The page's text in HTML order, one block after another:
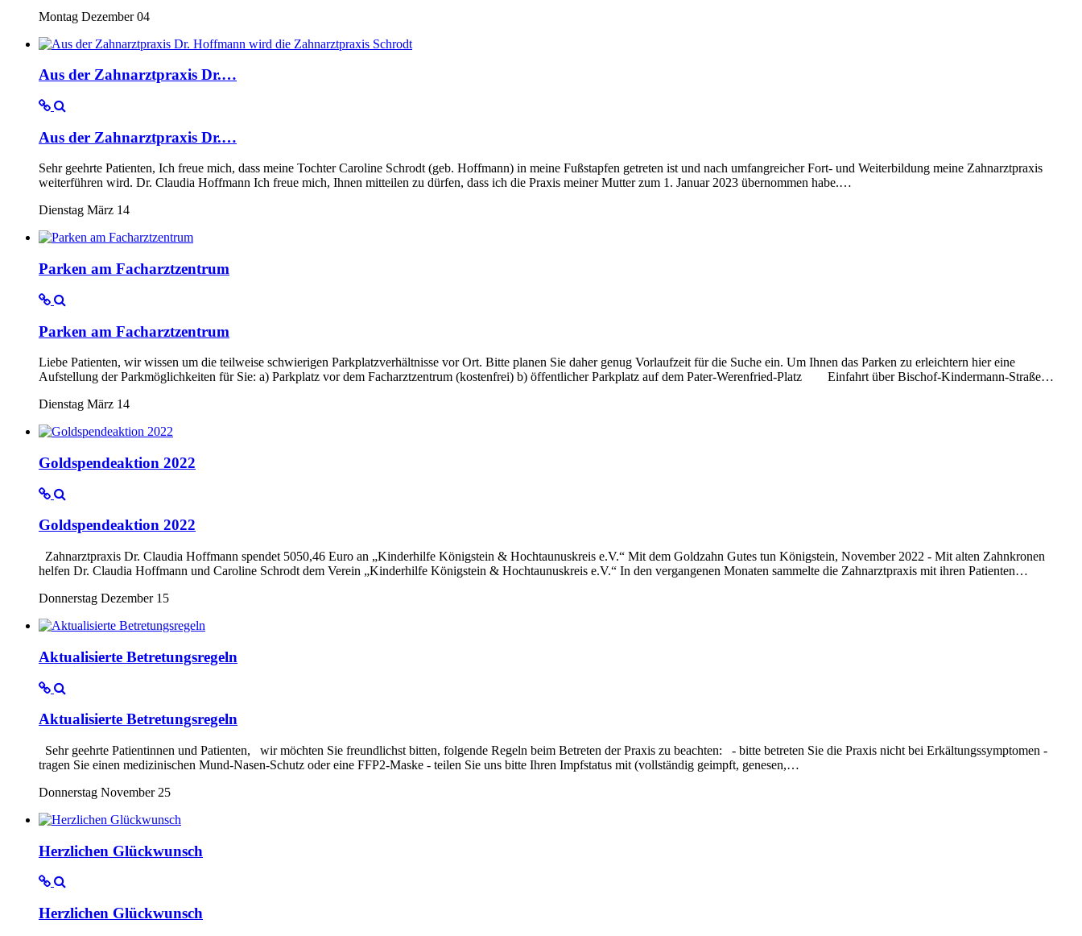
Montag Dezember 04
Aus der Zahnarztpraxis Dr.…
Aus der Zahnarztpraxis Dr.…
Sehr geehrte Patienten, Ich freue mich, dass meine Tochter Caroline Schrodt (geb. Hoffmann) in meine Fußstapfen getreten ist und nach umfangreicher Fort- und Weiterbildung meine Zahnarztpraxis
weiterführen wird. Dr. Claudia Hoffmann Ich freue mich, Ihnen mitteilen zu dürfen, dass ich die Praxis meiner Mutter zum 1. Januar 2023 übernommen habe.…
Dienstag März 14
Parken am Facharztzentrum
Parken am Facharztzentrum
Liebe Patienten, wir wissen um die teilweise schwierigen Parkplatzverhältnisse vor Ort. Bitte planen Sie daher genug Vorlaufzeit für die Suche ein. Um Ihnen das Parken zu erleichtern hier eine
Aufstellung der Parkmöglichkeiten für Sie: a) Parkplatz vor dem Facharztzentrum (kostenfrei) b) öffentlicher Parkplatz auf dem Pater-Werenfried-Platz Einfahrt über Bischof-Kindermann-Straße…
Dienstag März 14
Goldspendeaktion 2022
Goldspendeaktion 2022
Zahnarztpraxis Dr. Claudia Hoffmann spendet 5050,46 Euro an „Kinderhilfe Königstein & Hochtaunuskreis e.V.“ Mit dem Goldzahn Gutes tun Königstein, November 2022 - Mit alten Zahnkronen
helfen Dr. Claudia Hoffmann und Caroline Schrodt dem Verein „Kinderhilfe Königstein & Hochtaunuskreis e.V.“ In den vergangenen Monaten sammelte die Zahnarztpraxis mit ihren Patienten…
Donnerstag Dezember 15
Aktualisierte Betretungsregeln
Aktualisierte Betretungsregeln
Sehr geehrte Patientinnen und Patienten, wir möchten Sie freundlichst bitten, folgende Regeln beim Betreten der Praxis zu beachten: - bitte betreten Sie die Praxis nicht bei Erkältungssymptomen -
tragen Sie einen medizinischen Mund-Nasen-Schutz oder eine FFP2-Maske - teilen Sie uns bitte Ihren Impfstatus mit (vollständig geimpft, genesen,…
Donnerstag November 25
Herzlichen Glückwunsch
Herzlichen Glückwunsch